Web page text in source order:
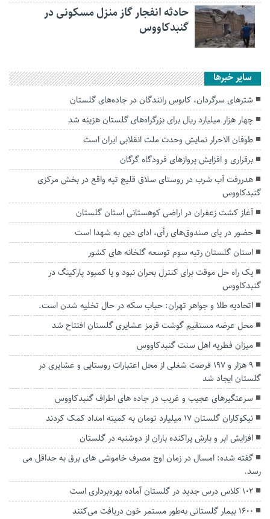
حادثه انفجار گاز منزل مسکونی در
گنبدکاووس
سایر خبرها
شترهای سرگردان، کابوس رانندگان در جاده‌های گلستان
چهار هزار میلیارد ریال برای بزرگراه‌های گلستان هزینه شد
طوفان الاحرار نمایش وحدت ملت انقلابی ایران است
برقراری و افزایش پرواز‌های فرودگاه گرگان
هدررفت آب شرب در روستای سلاق قلیچ تپه واقع در بخش مرکزی
گنبدکاووس
آغاز کشت زعفران در اراضی کوهستانی استان گلستان
حضور در پای صندوق‌های رأی، ادای دین به شهدا است
استان گلستان رتبه سوم توسعه گلخانه های کشور
یک راه حل موقت برای کنترل‌ بحران نبود و یا کمبود پارکینگ در‌
گنبدکاووس
اتحادیه طلا و جواهر تهران: حباب سکه در حال تخلیه شدن است.
محل عرضه مستقیم گوشت قرمز عشایری گلستان افتتاح شد
میزان فطریه اهل سنت گنبدکاووس
۹ هزار و ۱۹۷ فرصت شغلی از محل اعتبارات روستایی و عشایری در
گلستان ایجاد شد
سرعتگیرهای عجیب و غریب در جاده های اطراف گنبدکاووس
نیکوکاران گلستان ۱۷ میلیارد تومان به کمیته امداد کمک کردند
افزایش ابر و بارش پراکنده باران از دوشنبه در گلستان
گفته شده: امسال در زمان اوج مصرف خاموشی های برق به حداقل می
رسد.
۱۰۲ کلاس درس جدید در گلستان آماده بهره‌برداری است
۱۶۰۰ بیمار گلستانی به‌طور مستمر خون دریافت می‌کنند